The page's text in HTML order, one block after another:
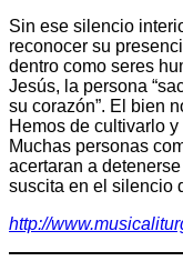
Sin ese silencio
reconocer su
dentro como seres
Jesús, la persona
su corazón”. El bien
Hemos de cultivarlo
Muchas personas
acertaran a
suscita en el silencio
http://